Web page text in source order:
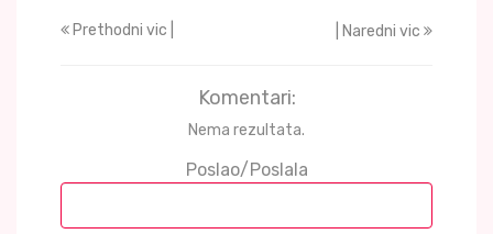
Prethodni vic | | Naredni vic
Komentari:
Nema rezultata.
Poslao/Poslala